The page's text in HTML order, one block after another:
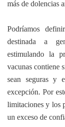
más de dolencias
Podríamos
destinada a
estimulando la
vacunas contiene
sean seguras y
excepción. Por
limitaciones y los
un exceso de